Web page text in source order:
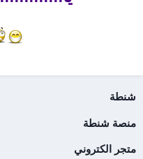
شنطة
منصة شنطة
متجر الكتروني